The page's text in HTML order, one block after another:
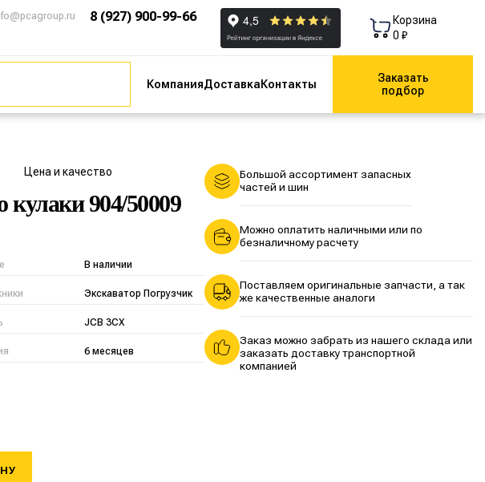
8 (927) 900-99-66
Корзина
0 ₽
КомпанияДоставкаКонтакты
Заказать
подбор
Цена и качество
кулаки 904/50009
В наличии
Экскаватор Погрузчик
JCB 3CX
6 месяцев
Большой ассортимент запасных
частей и шин
Можно оплатить наличными или по
безналичному расчету
Поставляем оригинальные запчасти, а так
же качественные аналоги
Заказ можно забрать из нашего склада или
заказать доставку транспортной
компанией